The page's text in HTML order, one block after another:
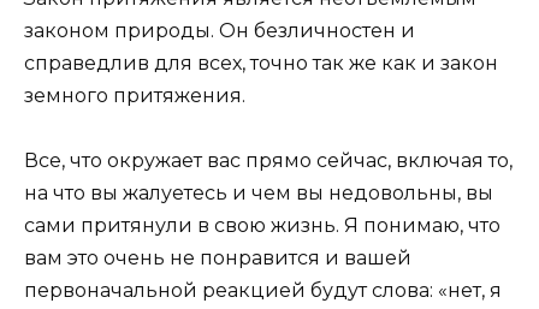
законом природы. Он безличностен и
справедлив для всех, точно так же как и закон
земного притяжения.
Все, что окружает вас прямо сейчас, включая то,
на что вы жалуетесь и чем вы недовольны, вы
сами притянули в свою жизнь. Я понимаю, что
вам это очень не понравится и вашей
первоначальной реакцией будут слова: «нет, я